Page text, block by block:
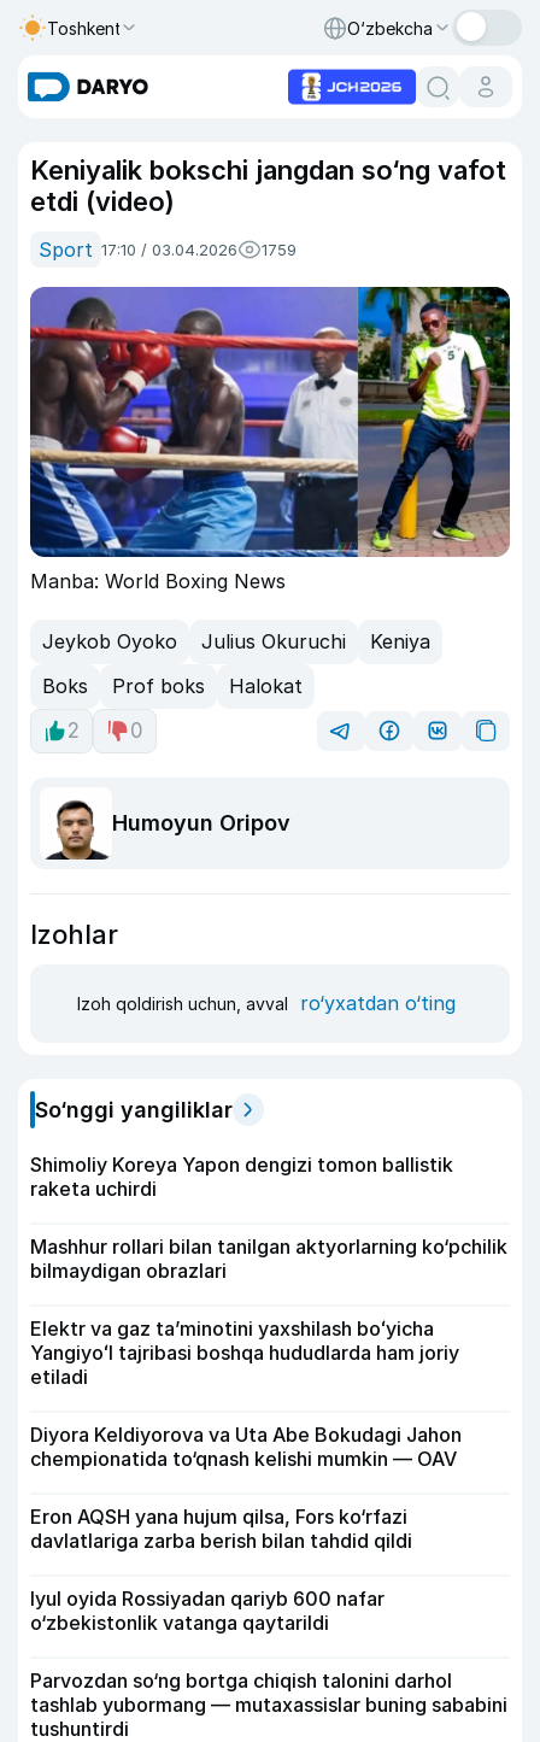
Toshkent O‘zbekcha
Keniyalik bokschi jangdan so‘ng vafot
etdi (video)
Sport 17:10 / 03.04.2026 1759
Manba: World Boxing News
Jeykob Oyoko Julius Okuruchi
Keniya
Boks
Prof boks
Halokat
2
0
Humoyun Oripov
Izohlar
Izoh qoldirish uchun, avval ro‘yxatdan o‘ting
So‘nggi yangiliklar
Shimoliy Koreya Yapon dengizi tomon ballistik
raketa uchirdi
Mashhur rollari bilan tanilgan aktyorlarning ko‘pchilik
bilmaydigan obrazlari
Elektr va gaz taʼminotini yaxshilash boʻyicha
Yangiyoʻl tajribasi boshqa hududlarda ham joriy
etiladi
Diyora Keldiyorova va Uta Abe Bokudagi Jahon
chempionatida to‘qnash kelishi mumkin — OAV
Eron AQSH yana hujum qilsa, Fors ko‘rfazi
davlatlariga zarba berish bilan tahdid qildi
Iyul oyida Rossiyadan qariyb 600 nafar
o‘zbekistonlik vatanga qaytarildi
Parvozdan so‘ng bortga chiqish talonini darhol
tashlab yubormang — mutaxassislar buning sababini
tushuntirdi